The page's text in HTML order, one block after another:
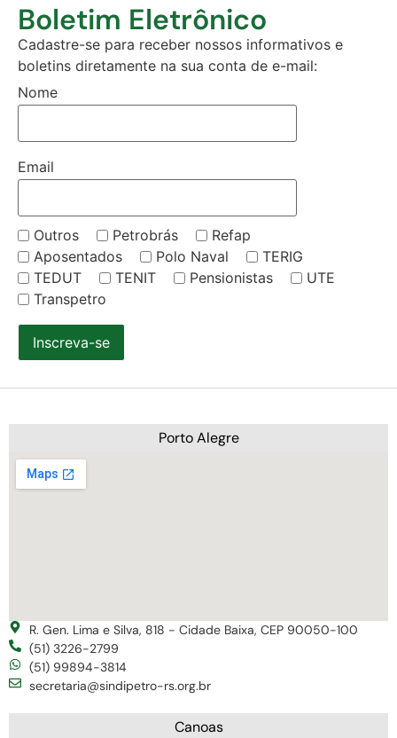
Boletim Eletrônico
Cadastre-se para receber nossos informativos e
boletins diretamente na sua conta de e-mail:
Nome
Email
Outros Petrobrás
Refap
Aposentados
Polo Naval
TERIG
TEDUT
TENIT Pensionistas
UTE
Transpetro
Inscreva-se
Porto Alegre
R. Gen. Lima e Silva, 818 - Cidade Baixa, CEP 90050-100
(51) 3226-2799
(51) 99894-3814
secretaria@sindipetro-rs.org.br
Canoas